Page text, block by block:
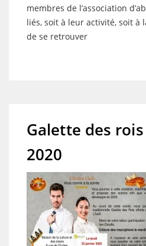
membres de l’association
liés, soit à leur activité, soit à
de se retrouver
Galette des
2020